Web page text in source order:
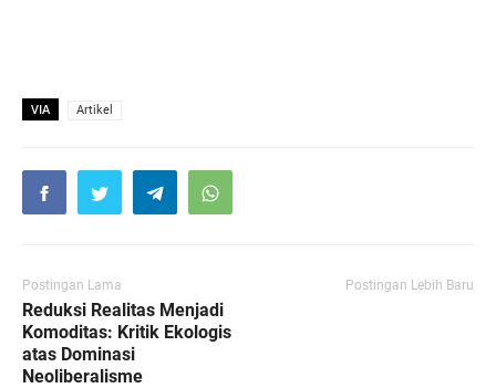
VIA Artikel
Postingan Lama
Reduksi Realitas Menjadi
Komoditas: Kritik Ekologis
atas Dominasi
Neoliberalisme
Postingan Lebih Baru